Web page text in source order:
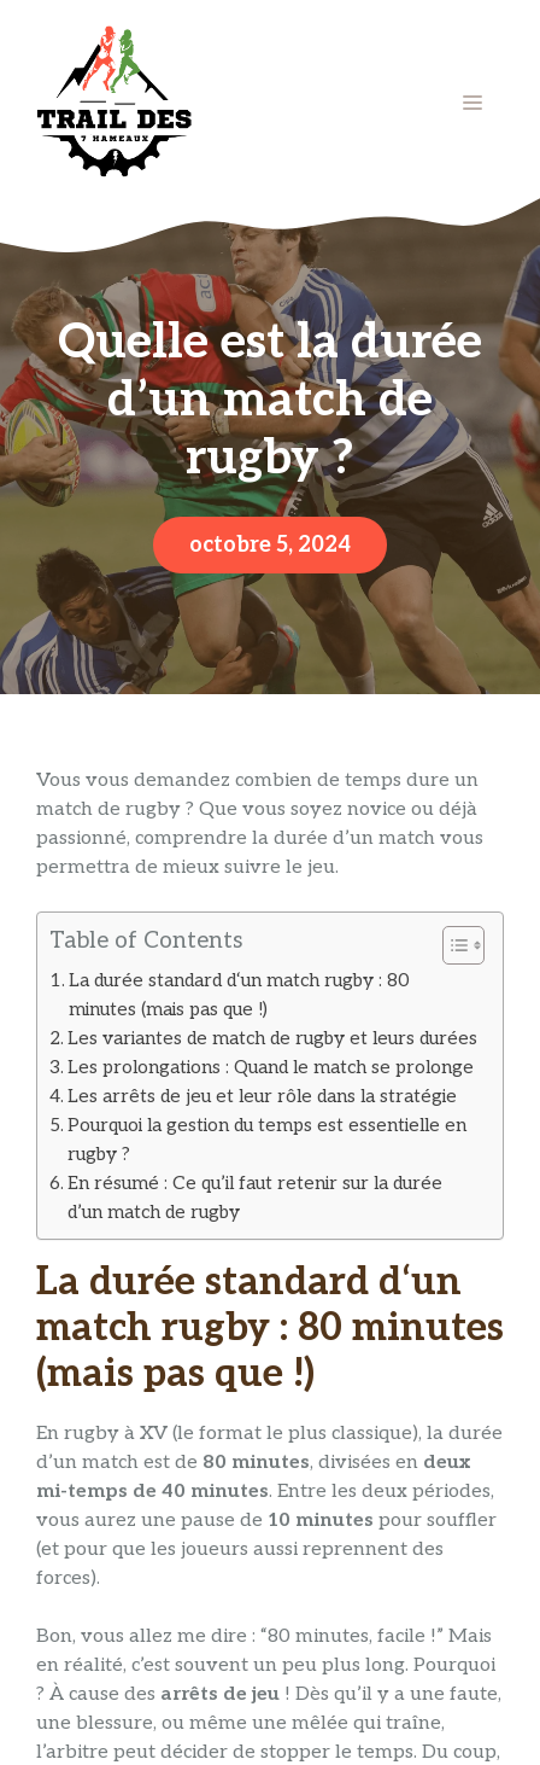
contenu
Menu
Quelle est la durée
d’un match de
rugby ?
octobre 5, 2024
Vous vous demandez combien de temps dure un
match de rugby ? Que vous soyez novice ou déjà
passionné, comprendre la durée d’un match vous
permettra de mieux suivre le jeu.
Table of Contents
La durée standard d‘un match rugby : 80
minutes (mais pas que !)
Les variantes de match de rugby et leurs durées
Les prolongations : Quand le match se prolonge
Les arrêts de jeu et leur rôle dans la stratégie
Pourquoi la gestion du temps est essentielle en
rugby ?
En résumé : Ce qu’il faut retenir sur la durée
d’un match de rugby
La durée standard d‘un
match rugby : 80 minutes
(mais pas que !)
En rugby à XV (le format le plus classique), la durée
d’un match est de 80 minutes, divisées en deux
mi-temps de 40 minutes. Entre les deux périodes,
vous aurez une pause de 10 minutes pour souffler
(et pour que les joueurs aussi reprennent des
forces).
Bon, vous allez me dire : “80 minutes, facile !” Mais
en réalité, c’est souvent un peu plus long. Pourquoi
? À cause des arrêts de jeu ! Dès qu’il y a une faute,
une blessure, ou même une mêlée qui traîne,
l’arbitre peut décider de stopper le temps. Du coup,